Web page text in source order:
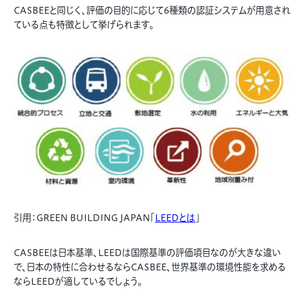
CASBEEと同じく、評価の目的に応じて6種類の認証システムが用意され
ている点も特徴として挙げられます。
引用：GREEN BUILDING JAPAN「 LEEDとは 」
CASBEEは日本基準、LEEDは国際基準の評価項目なのが大きな違い
で、日本の特性に合わせるならCASBEE、世界基準の環境性能を求める
ならLEEDが適しているでしょう。